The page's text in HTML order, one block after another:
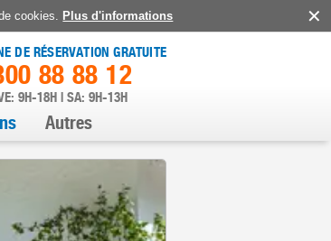
cookies. Plus d'informations
DE RÉSERVATION GRATUITE
88 88 12
9H-18H | SA: 9H-13H
Autres